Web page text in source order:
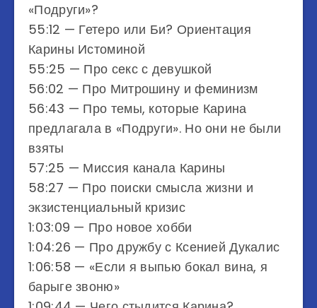
«Подруги»?
55:12​​ — Гетеро или Би? Ориентация
Карины Истоминой
55:25​​​​​ — Про секс с девушкой
56:02​​​​​ — Про Митрошину и феминизм
56:43​​ — Про темы, которые Карина
предлагала в «Подруги». Но они не были
взяты
57:25​​​​​ — Миссия канала Карины
58:27​​​​​ — Про поиски смысла жизни и
экзистенциальный кризис
1:03:09​​​​​ — Про новое хобби
1:04:26​​​​​ — Про дружбу с Ксенией Дукалис
1:06:58​​ — «Если я выпью бокал вина, я
барыге звоню»